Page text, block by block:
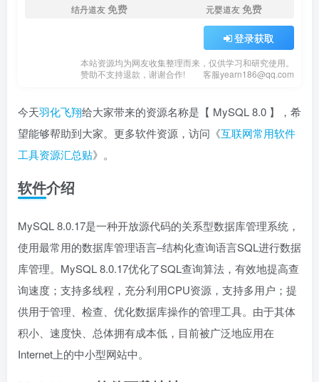
结丹道友免费 元婴道友免费
登录获取
本站资源均为网友收集整理而来，仅供学习和研究使用。
赞助不支持退款，谢谢合作!
客服yearn186@qq.com
今天羽化飞翔给大家带来的资源名称是【 MySQL 8.0 】，希
望能够帮助到大家。更多软件资源，访问《互联网常用软件
工具资源汇总贴》。
软件介绍
MySQL 8.0.17是一种开放源代码的关系型数据库管理系统，
使用最常用的数据库管理语言–结构化查询语言SQL进行数据
库管理。MySQL 8.0.17优化了SQL查询算法，有效地提高查
询速度；支持多线程，充分利用CPU资源，支持多用户；提
供用于管理、检查、优化数据库操作的管理工具。由于其体
积小、速度快、总体拥有成本低，目前被广泛地应用在
Internet上的中小型网站中。